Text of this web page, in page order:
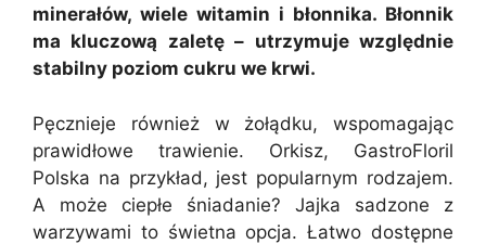
minerałów, wiele witamin i błonnika. Błonnik
ma kluczową zaletę – utrzymuje względnie
stabilny poziom cukru we krwi.
Pęcznieje również w żołądku, wspomagając
prawidłowe trawienie. Orkisz, GastroFloril
Polska na przykład, jest popularnym rodzajem.
A może ciepłe śniadanie? Jajka sadzone z
warzywami to świetna opcja. Łatwo dostępne